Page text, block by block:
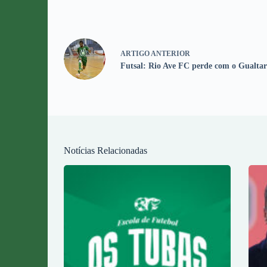
ARTIGO ANTERIOR
Futsal: Rio Ave FC perde com o Gualtar
Notícias Relacionadas